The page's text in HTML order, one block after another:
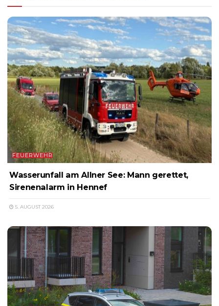
FEUERWEHR
Wasserunfall am Allner See: Mann gerettet,
Sirenenalarm in Hennef
5. AUGUST 2026